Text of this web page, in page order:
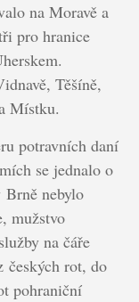
na Moravě a
pro hranice
Těšíně,
Místku.
potravních daní
se jednalo o
nebylo
mužstvo
na čáře
českých rot, do
pohraniční